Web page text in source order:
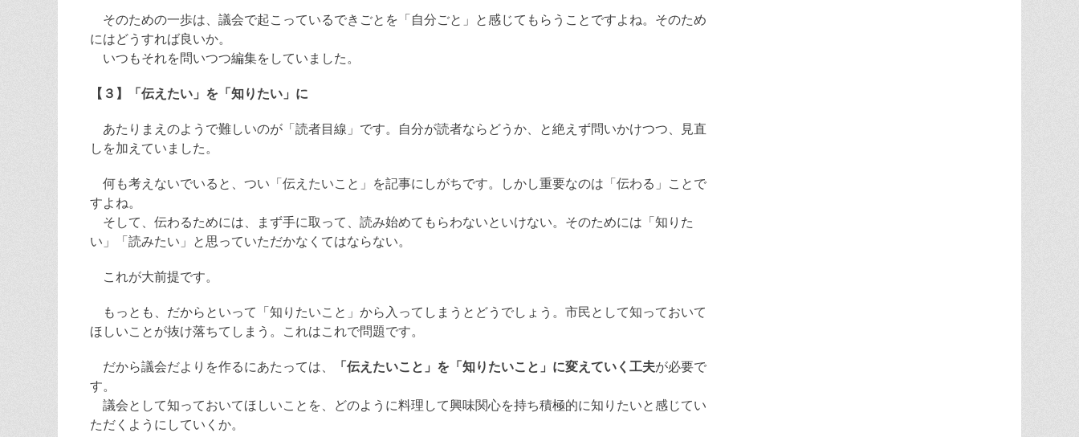
そのための一歩は、議会で起こっているできごとを「自分ごと」と感じてもらうことですよね。そのため
にはどうすれば良いか。
いつもそれを問いつつ編集をしていました。
【３】「伝えたい」を「知りたい」に
あたりまえのようで難しいのが「読者目線」です。自分が読者ならどうか、と絶えず問いかけつつ、見直
しを加えていました。
何も考えないでいると、つい「伝えたいこと」を記事にしがちです。しかし重要なのは「伝わる」ことで
すよね。
そして、伝わるためには、まず手に取って、読み始めてもらわないといけない。そのためには「知りた
い」「読みたい」と思っていただかなくてはならない。
これが大前提です。
もっとも、だからといって「知りたいこと」から入ってしまうとどうでしょう。市民として知っておいて
ほしいことが抜け落ちてしまう。これはこれで問題です。
だから議会だよりを作るにあたっては、
「伝えたいこと」を「知りたいこと」に変えていく工夫が必要で
す。
議会として知っておいてほしいことを、どのように料理して興味関心を持ち積極的に知りたいと感じてい
ただくようにしていくか。